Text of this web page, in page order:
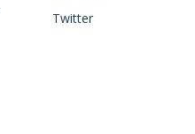
Twitter